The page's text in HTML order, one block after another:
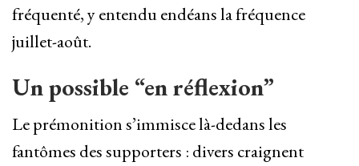
fréquenté, y entendu endéans la fréquence
juillet-août.
Un possible “en réflexion”
Le prémonition s’immisce là-dedans les
fantômes des supporters : divers craignent